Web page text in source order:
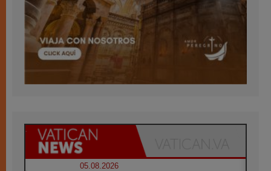
05.08.2026